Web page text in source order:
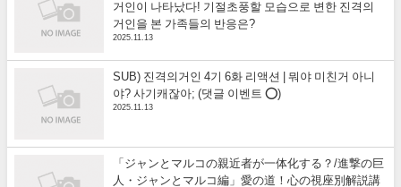
거인이 나타났다! 기절초풍할 모습으로 변한 진격의
거인을 본 가족들의 반응은?
2025.11.13
SUB) 진격의거인 4기 6화 리액션 | 뭐야 미친거 아니
야? 사기캐잖아; (댓글 이벤트 ⭕)
2025.11.13
「ジャンとマルコの親近者が一体化する？/進撃の巨
人・ジャンとマルコ編」愛の道！心の視座別解説講